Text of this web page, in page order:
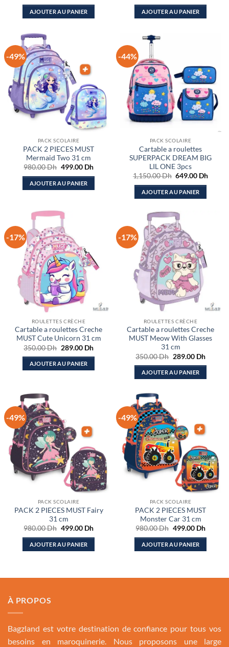
initial
était :
actuel
AJOUTER AU PANIER
initial
était :
actuel
AJOUTER AU PANIER
-49%
PACK SCOLAIRE
PACK 2 PIECES MUST
Mermaid Two 31 cm
980.00Dh Le
initial
était :
499.00 DhLe
actuel
AJOUTER AU PANIER
-44%
PACK SCOLAIRE
Cartable a roulettes
SUPERPACK DREAM BIG
LIL ONE 3pcs
1,150.00Dh Le
initial
était :
649.00 DhLe
AJOUTER AU PANIER
-17%
ROULETTES CRÈCHE
Cartable a roulettes Creche
MUST Cute Unicorn 31 cm
350.00Dh Le
initial
était :
289.00 DhLe
actuel
AJOUTER AU PANIER
-17%
ROULETTES CRÈCHE
Cartable a roulettes Creche
MUST Meow With Glasses
31 cm
350.00Dh Le
initial
était :
289.00 DhLe
actuel
AJOUTER AU PANIER
-49%
PACK SCOLAIRE
PACK 2 PIECES MUST Fairy
31 cm
980.00Dh Le
initial
était :
499.00 DhLe
actuel
AJOUTER AU PANIER
-49%
PACK SCOLAIRE
PACK 2 PIECES MUST
Monster Car 31 cm
980.00Dh Le
initial
était :
499.00 DhLe
actuel
AJOUTER AU PANIER
À PROPOS
Bagzland est votre destination de confiance pour tous vos
besoins en maroquinerie. Nous proposons une large